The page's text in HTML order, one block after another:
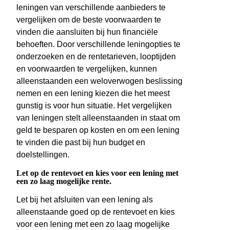
leningen van verschillende aanbieders te
vergelijken om de beste voorwaarden te
vinden die aansluiten bij hun financiële
behoeften. Door verschillende leningopties te
onderzoeken en de rentetarieven, looptijden
en voorwaarden te vergelijken, kunnen
alleenstaanden een weloverwogen beslissing
nemen en een lening kiezen die het meest
gunstig is voor hun situatie. Het vergelijken
van leningen stelt alleenstaanden in staat om
geld te besparen op kosten en om een lening
te vinden die past bij hun budget en
doelstellingen.
Let op de rentevoet en kies voor een lening met
een zo laag mogelijke rente.
Let bij het afsluiten van een lening als
alleenstaande goed op de rentevoet en kies
voor een lening met een zo laag mogelijke